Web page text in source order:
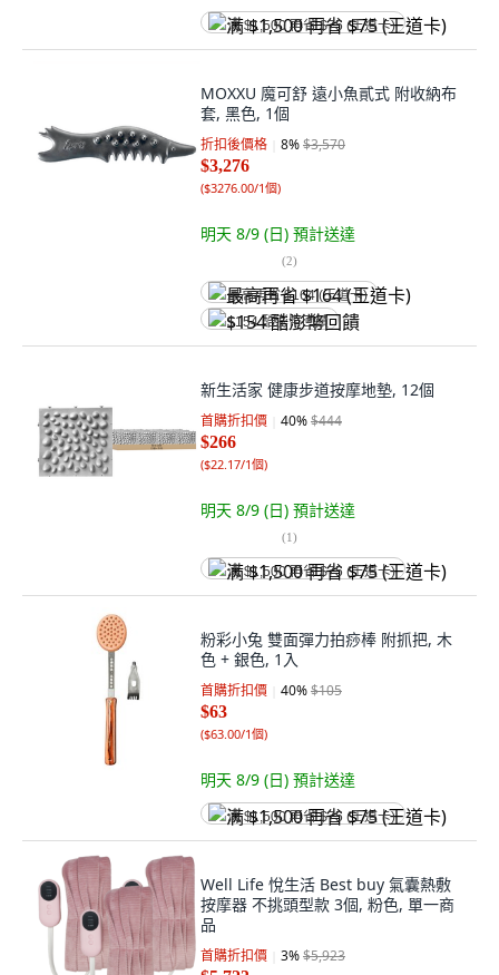
满 $1,500 再省 $75 (王道卡)
MOXXU 魔可舒 遠小魚貳式 附收納布
套, 黑色, 1個
折扣後價格 8%$3,570
$3,276
($3276.00/1個)
明天 8/9 (日) 預計送達
(2)
最高再省 $164 (王道卡)
$154 酷澎幣回饋
新生活家 健康步道按摩地墊, 12個
首購折扣價 40%$444
$266
($22.17/1個)
明天 8/9 (日) 預計送達
(1)
满 $1,500 再省 $75 (王道卡)
粉彩小兔 雙面彈力拍痧棒 附抓把, 木
色 + 銀色, 1入
首購折扣價 40%$105
$63
($63.00/1個)
明天 8/9 (日) 預計送達
满 $1,500 再省 $75 (王道卡)
Well Life 悅生活 Best buy 氣囊熱敷
按摩器 不挑頭型款 3個, 粉色, 單一商
品
首購折扣價 3%$5,923